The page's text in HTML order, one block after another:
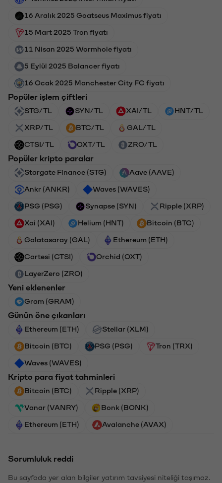
16 Aralık 2025 Goatseus Maximus fiyatı
15 Mart 2025 Tron fiyatı
11 Nisan 2025 Wormhole fiyatı
5 Eylül 2025 Balancer fiyatı
16 Ocak 2025 Manchester City FC fiyatı
Popüler işlem çiftleri
STG/TL SYN/TL XAI/TL HNT/TL
XRP/TL BTC/TL GAL/TL
CTSI/TL OXT/TL ZRO/TL
Popüler kripto paralar
Stargate Finance (STG) Aave (AAVE)
Ankr (ANKR) Waves (WAVES)
PSG (PSG) Synapse (SYN) Ripple (XRP)
Xai (XAI) Helium (HNT) Bitcoin (BTC)
Galatasaray (GAL) Ethereum (ETH)
Cartesi (CTSI) Orchid (OXT)
LayerZero (ZRO)
Yeni eklenenler
Gram (GRAM)
Günün öne çıkanları
Ethereum (ETH) Stellar (XLM)
Bitcoin (BTC) PSG (PSG) Tron (TRX)
Waves (WAVES)
Kripto para fiyat tahminleri
Bitcoin (BTC) Ripple (XRP)
Vanar (VANRY) Bonk (BONK)
Ethereum (ETH) Avalanche (AVAX)
Sorumluluk reddi
Bu sayfada yer alan bilgiler yatırım tavsiyesi niteliği taşımaz.